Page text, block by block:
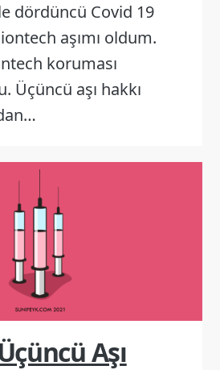
dördüncü Covid 19
aşımı oldum.
koruması
Üçüncü aşı hakkı
Aşı